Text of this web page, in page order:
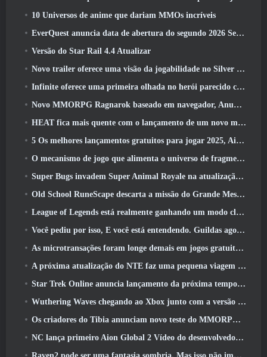
10 Universos de anime que dariam MMOs incríveis
EverQuest anuncia data de abertura do segundo 2026 Servidor de expansão bloqueado por tempo
Versão do Star Rail 4.4 Atualizar
Novo trailer oferece uma visão da jogabilidade no Silver Palace
Infinite oferece uma primeira olhada no herói parecido com uma sereia chegando no SS13: Pós-luz
Novo MMORPG Ragnarok baseado em navegador, Anunciado o Universo Ragnarok
HEAT fica mais quente com o lançamento de um novo mapa do deserto
5 Os melhores lançamentos gratuitos para jogar 2025, Ainda vale a pena jogar 2026?
O mecanismo de jogo que alimenta o universo de fragmentos únicos do Eve Online agora é de código aberto
Super Bugs invadem Super Animal Royale na atualização ‘Super Natural’
Old School RuneScape descarta a missão do Grande Mestre ‘The Blood Moon Rises’, Encerrando uma missão de 20 anos
League of Legends está realmente ganhando um modo clássico
Você pediu por isso, E você está entendendo. Guildas agora estão disponíveis em Eterspire
As microtransações foram longe demais em jogos gratuitos?
A próxima atualização do NTE faz uma pequena viagem paralela a um jogo de mesa de fantasia
Star Trek Online anuncia lançamento da próxima temporada “Undiscovered”
Wuthering Waves chegando ao Xbox junto com a versão 3.5 Atualizar
Os criadores do Tibia anunciam novo teste do MMORPG de zumbis da velha escola, Persistir on-line
NC lança primeiro Aion Global 2 Vídeo do desenvolvedor, Compartilhando detalhes sobre o jogo